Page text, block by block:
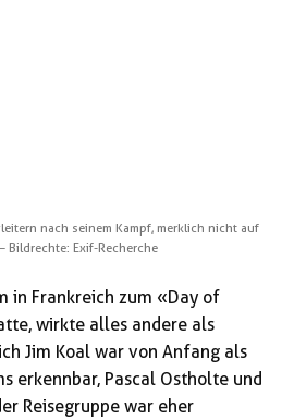
nach seinem Kampf, merklich nicht auf
Bildrechte: Exif-Recherche
in Frankreich zum «Day of
wirkte alles andere als
Jim Koal war von Anfang als
erkennbar, Pascal Ostholte und
Reisegruppe war eher